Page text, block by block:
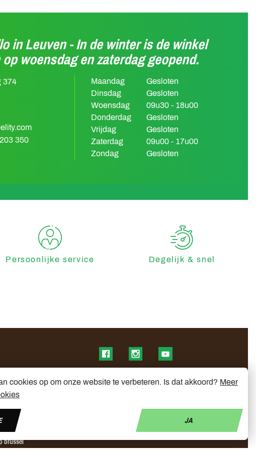
in Leuven - In de winter is de winkel
woensdag en zaterdag geopend.
374
350
Maandag
Gesloten
Dinsdag
Gesloten
Woensdag
09u30 - 18u00
Donderdag
Gesloten
Vrijdag
Gesloten
Zaterdag
09u00 - 17u00
Zondag
Gesloten
Persoonlijke service Degelijk & snel
brussel
Find us on FacebookFind us on InstagramFind us on YouTube
cookies op om onze website te verbeteren. Is dat akkoord? Meer
JA